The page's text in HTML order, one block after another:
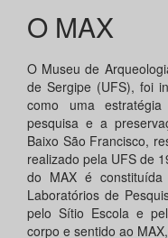
O MAX
O Museu de
de Sergipe (UFS), foi
como uma
pesquisa e a
Baixo São Francisco,
realizado pela UFS de
do MAX é constituída
Laboratórios de
pelo Sítio Escola e
corpo e sentido ao